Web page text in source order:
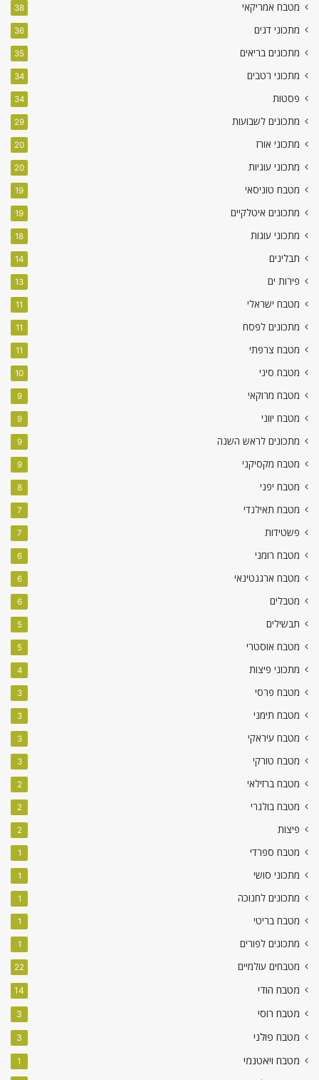
מטבח אמריקאי 38
מתכוני דגים 36
מתכונים בריאים 35
מתכוני רטבים 34
פסטות 34
מתכונים לשבועות 29
מתכוני אורז 20
מתכוני עוגיות 20
מטבח טוניסאי 19
מתכונים איטלקיים 19
מתכוני עוגות 18
תבלינים 14
פירות ים 13
מטבח ישראלי 11
מתכונים לפסח 11
מטבח צרפתי 11
מטבח סיני 10
מטבח מרוקאי 9
מטבח יווני 9
מתכונים לראש השנה 9
מטבח מקסיקני 9
מטבח יפני 8
מטבח תאילנדי 7
פשטידות 7
מטבח רומני 6
מטבח ארגנטינאי 6
מטבלים 6
תבשילים 5
מטבח אוסטרי 5
מתכוני פיצות 4
מטבח פרסי 3
מטבח תימני 3
מטבח עיראקי 3
מטבח טורקי 3
מטבח ברזילאי 2
מטבח בולגרי 2
פיצות 2
מטבח ספרדי 1
מתכוני סושי 1
מתכונים לחנוכה 1
מטבח בריטי 1
מתכונים לפורים 1
מטבחים עולמיים 22
מטבח הודי 14
מטבח רוסי 3
מטבח פולני 3
מטבח ויאטנמי 1